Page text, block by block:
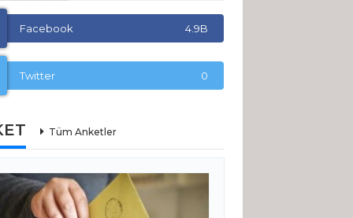
Facebook 4.9B
Twitter 0
Tüm Anketler